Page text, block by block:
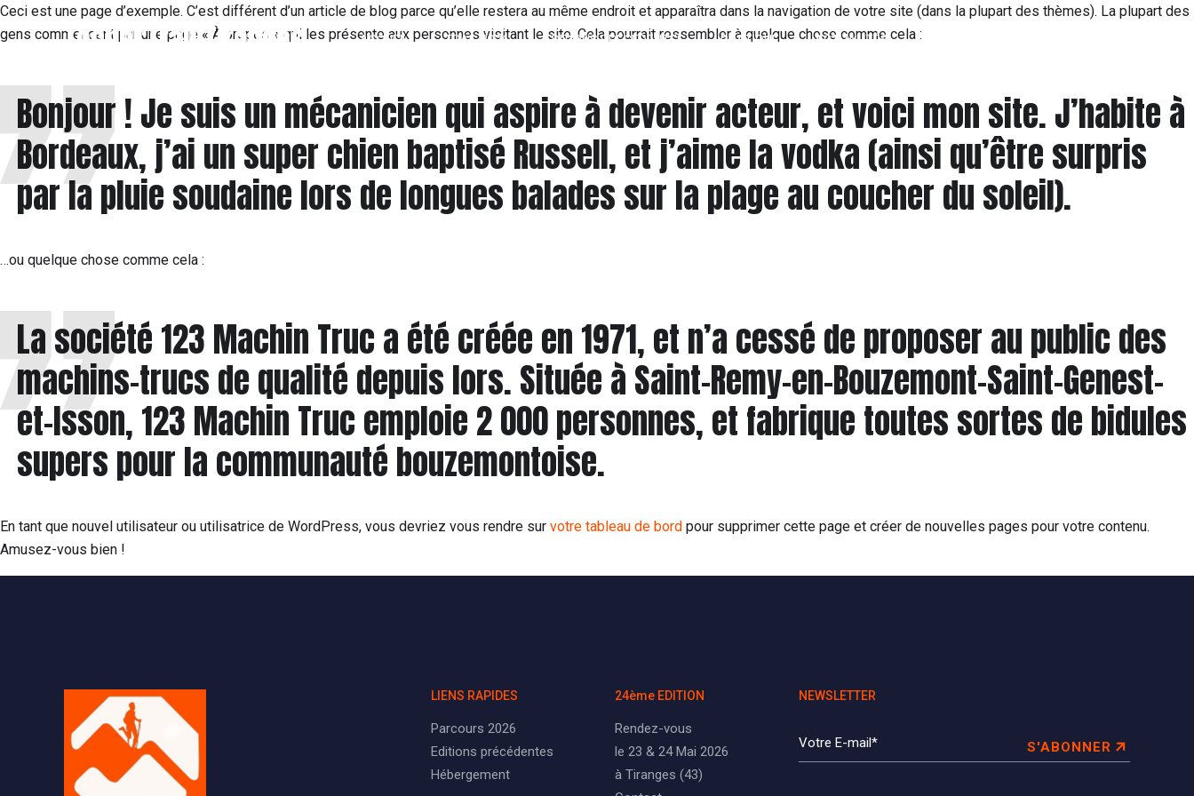
Techni'Trail Tiranges ACCUEIL TRAIL 2026 EDITIONS PRÉCÉDENTES PRATIQUE ACTUALITÉS
Ceci est une page d’exemple. C’est différent d’un article de blog parce qu’elle restera au même endroit et apparaîtra dans la navigation de votre site (dans la plupart des thèmes). La plupart des
gens commencent par une page « À propos » qui les présente aux personnes visitant le site. Cela pourrait ressembler à quelque chose comme cela :
Bonjour ! Je suis un mécanicien qui aspire à devenir acteur, et voici mon site. J’habite à
Bordeaux, j’ai un super chien baptisé Russell, et j’aime la vodka (ainsi qu’être surpris
par la pluie soudaine lors de longues balades sur la plage au coucher du soleil).
…ou quelque chose comme cela :
La société 123 Machin Truc a été créée en 1971, et n’a cessé de proposer au public des
machins-trucs de qualité depuis lors. Située à Saint-Remy-en-Bouzemont-Saint-Genest-
et-Isson, 123 Machin Truc emploie 2 000 personnes, et fabrique toutes sortes de bidules
supers pour la communauté bouzemontoise.
En tant que nouvel utilisateur ou utilisatrice de WordPress, vous devriez vous rendre sur votre tableau de bord pour supprimer cette page et créer de nouvelles pages pour votre contenu.
Amusez-vous bien !
LIENS RAPIDES
Parcours 2026
Editions précédentes
Hébergement
24ème EDITION
Rendez-vous
le 23 & 24 Mai 2026
à Tiranges (43)
NEWSLETTER
S'ABONNER